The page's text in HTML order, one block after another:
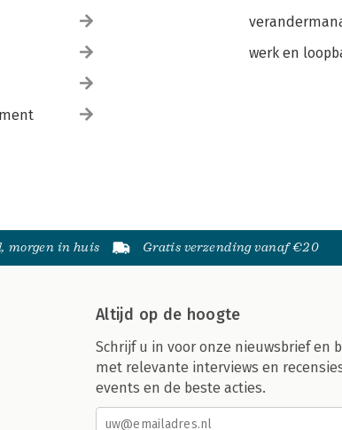
werk en
morgen in huis Gratis verzending vanaf €20
Altijd op de hoogte
Schrijf u in voor onze nieuwsbrief en
met relevante interviews en
events en de beste acties.